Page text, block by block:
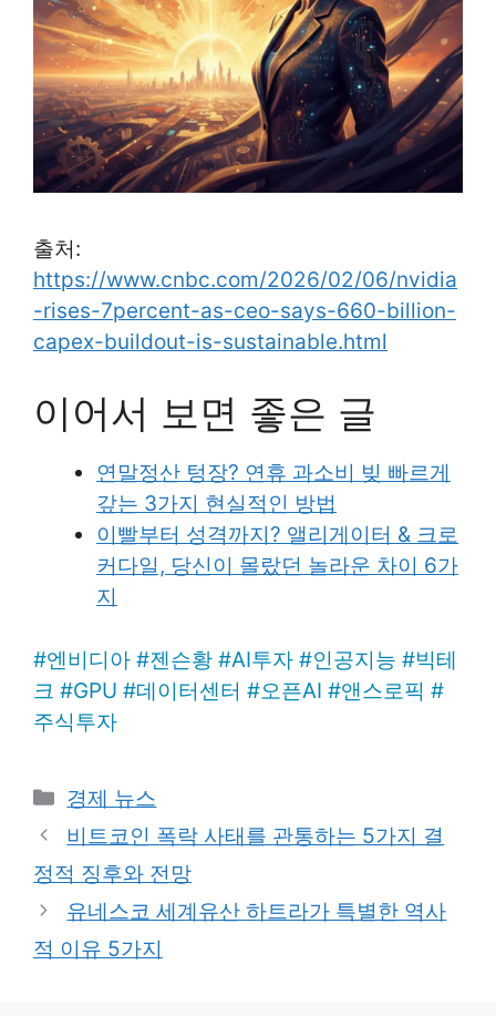
출처:
https://www.cnbc.com/2026/02/06/nvidia
-rises-7percent-as-ceo-says-660-billion-
capex-buildout-is-sustainable.html
이어서 보면 좋은 글
연말정산 텅장? 연휴 과소비 빚 빠르게
갚는 3가지 현실적인 방법
이빨부터 성격까지? 앨리게이터 & 크로
커다일, 당신이 몰랐던 놀라운 차이 6가
지
#엔비디아 #젠슨황 #AI투자 #인공지능 #빅테
크 #GPU #데이터센터 #오픈AI #앤스로픽 #
주식투자
Categories
경제 뉴스
비트코인 폭락 사태를 관통하는 5가지 결
정적 징후와 전망
유네스코 세계유산 하트라가 특별한 역사
적 이유 5가지